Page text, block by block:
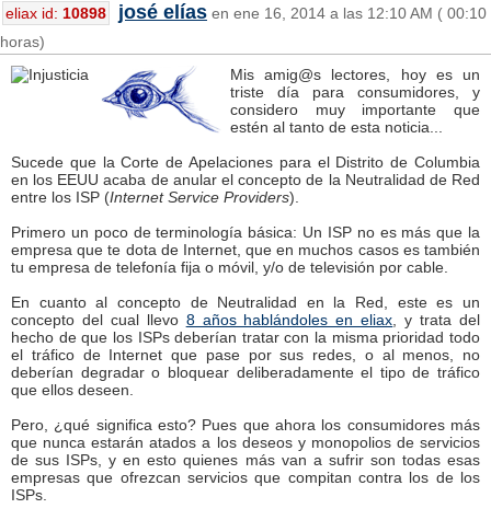
eliax id: 10898 josé elías en ene 16, 2014 a las 12:10 AM ( 00:10
horas)
Mis amig@s lectores, hoy es un
triste día para consumidores, y
considero muy importante que
estén al tanto de esta noticia...
Sucede que la Corte de Apelaciones para el Distrito de Columbia
en los EEUU acaba de anular el concepto de la Neutralidad de Red
entre los ISP (Internet Service Providers).
Primero un poco de terminología básica: Un ISP no es más que la
empresa que te dota de Internet, que en muchos casos es también
tu empresa de telefonía fija o móvil, y/o de televisión por cable.
En cuanto al concepto de Neutralidad en la Red, este es un
concepto del cual llevo 8 años hablándoles en eliax , y trata del
hecho de que los ISPs deberían tratar con la misma prioridad todo
el tráfico de Internet que pase por sus redes, o al menos, no
deberían degradar o bloquear deliberadamente el tipo de tráfico
que ellos deseen.
Pero, ¿qué significa esto? Pues que ahora los consumidores más
que nunca estarán atados a los deseos y monopolios de servicios
de sus ISPs, y en esto quienes más van a sufrir son todas esas
empresas que ofrezcan servicios que compitan contra los de los
ISPs.